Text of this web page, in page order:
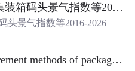
键生成api接口代码，一键生
基于 Gin和 Vue3的Arco D
开发简单，极易上手、代
NPI综合景气指数 NPI集装箱码头景气指数等2016-2026
头景气指数等2016-2026
JEITA ED-7306 (Measurement methods of package warpage).pdf